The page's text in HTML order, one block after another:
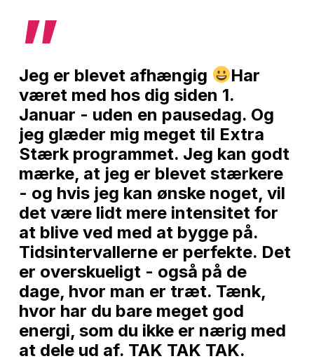
”
Jeg er blevet afhængig
Har
været med hos dig siden 1.
Januar - uden en pausedag. Og
jeg glæder mig meget til Extra
Stærk programmet. Jeg kan godt
mærke, at jeg er blevet stærkere
- og hvis jeg kan ønske noget, vil
det være lidt mere intensitet for
at blive ved med at bygge på.
Tidsintervallerne er perfekte. Det
er overskueligt - også på de
dage, hvor man er træt. Tænk,
hvor har du bare meget god
energi, som du ikke er nærig med
at dele ud af. TAK TAK TAK.